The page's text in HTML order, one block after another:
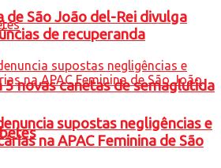
5 novas canetas de semaglutida
de São João del-Rei divulga
de recuperanda
supostas negligências e
na APAC Feminina de São